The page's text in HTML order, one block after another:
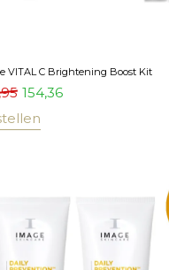
VITAL C Brightening Boost Kit
154,36